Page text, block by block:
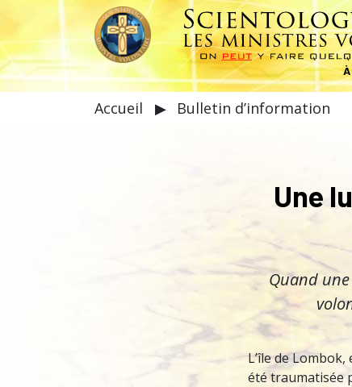
Accueil ▶ Bulletin d’information
Une
Quand
L’île de
été traumatisée